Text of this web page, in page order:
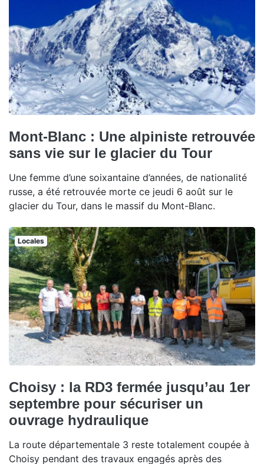
Mont-Blanc : Une alpiniste retrouvée
sans vie sur le glacier du Tour
Une femme d’une soixantaine d’années, de nationalité
russe, a été retrouvée morte ce jeudi 6 août sur le
glacier du Tour, dans le massif du Mont-Blanc.
Locales
Choisy : la RD3 fermée jusqu’au 1er
septembre pour sécuriser un
ouvrage hydraulique
La route départementale 3 reste totalement coupée à
Choisy pendant des travaux engagés après des